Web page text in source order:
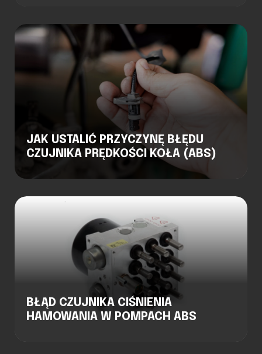
JAK USTALIĆ PRZYCZYNĘ BŁĘDU
CZUJNIKA PRĘDKOŚCI KOŁA (ABS)
BŁĄD CZUJNIKA CIŚNIENIA
HAMOWANIA W POMPACH ABS